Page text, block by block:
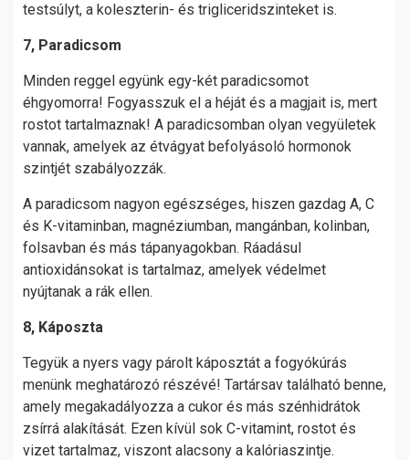
testsúlyt, a koleszterin- és trigliceridszinteket is.
7, Paradicsom
Minden reggel együnk egy-két paradicsomot
éhgyomorra! Fogyasszuk el a héját és a magjait is, mert
rostot tartalmaznak! A paradicsomban olyan vegyületek
vannak, amelyek az étvágyat befolyásoló hormonok
szintjét szabályozzák.
A paradicsom nagyon egészséges, hiszen gazdag A, C
és K-vitaminban, magnéziumban, mangánban, kolinban,
folsavban és más tápanyagokban. Ráadásul
antioxidánsokat is tartalmaz, amelyek védelmet
nyújtanak a rák ellen.
8, Káposzta
Tegyük a nyers vagy párolt káposztát a fogyókúrás
menünk meghatározó részévé! Tartársav található benne,
amely megakadályozza a cukor és más szénhidrátok
zsírrá alakítását. Ezen kívül sok C-vitamint, rostot és
vizet tartalmaz, viszont alacsony a kalóriaszintje.